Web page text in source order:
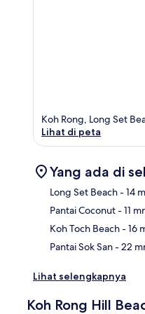
Koh Rong, Long Set
Lihat di peta
Yang ada di
Long Set Beach- 14
Pantai Coconut- 11
Koh Toch Beach- 16
Pantai Sok San- 22
Lihat selengkapnya
Koh Rong Hill